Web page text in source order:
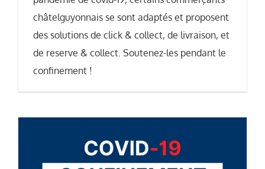
châtelguyonnais se sont adaptés et proposent
des solutions de click & collect, de livraison, et
de reserve & collect. Soutenez-les pendant le
confinement !